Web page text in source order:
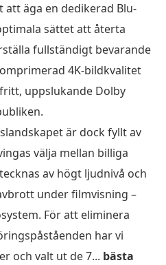
äga en dedikerad Blu-
sättet att återta
fullständigt bevarande
4K-bildkvalitet
uppslukande Dolby
är dock fyllt av
välja mellan billiga
av högt ljudnivå och
under filmvisning –
För att eliminera
har vi
och valt ut de 7... bästa